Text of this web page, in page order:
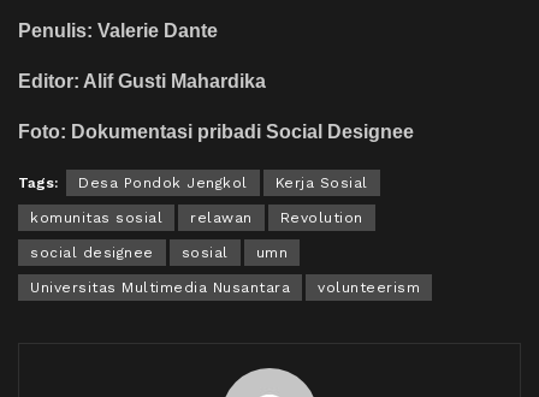
Penulis: Valerie Dante
Editor: Alif Gusti Mahardika
Foto: Dokumentasi pribadi Social Designee
Tags: Desa Pondok Jengkol Kerja Sosial
komunitas sosial relawan Revolution
social designee sosial umn
Universitas Multimedia Nusantara volunteerism